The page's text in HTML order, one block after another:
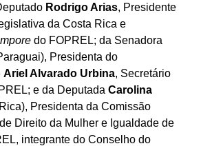
Rodrigo Arias, Presidente
da Costa Rica e
do FOPREL; da Senadora
Presidenta do
Ariel Alvarado Urbina, Secretário
e da Deputada Carolina
Presidenta da Comissão
Direito da Mulher e Igualdade de
integrante do Conselho do